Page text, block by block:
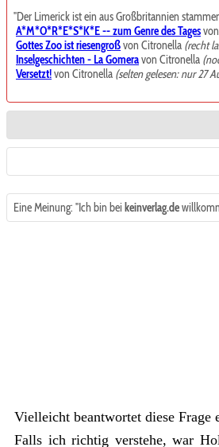
"Der Limerick ist ein aus Großbritannien
A*M*O*R*E*S*K*E -- zum Genre des Tages
Gottes Zoo ist riesengroßvon Citronella (recht
Inselgeschichten - La Gomeravon Citronella
Versetzt!von Citronella (selten gelesen: nur 27
Eine Meinung: "Ich bin bei keinverlag.de
Vielleicht beantwortet diese
Falls ich richtig verstehe, war